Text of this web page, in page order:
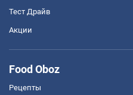
Тест Драйв
Акции
Food Oboz
Рецепты